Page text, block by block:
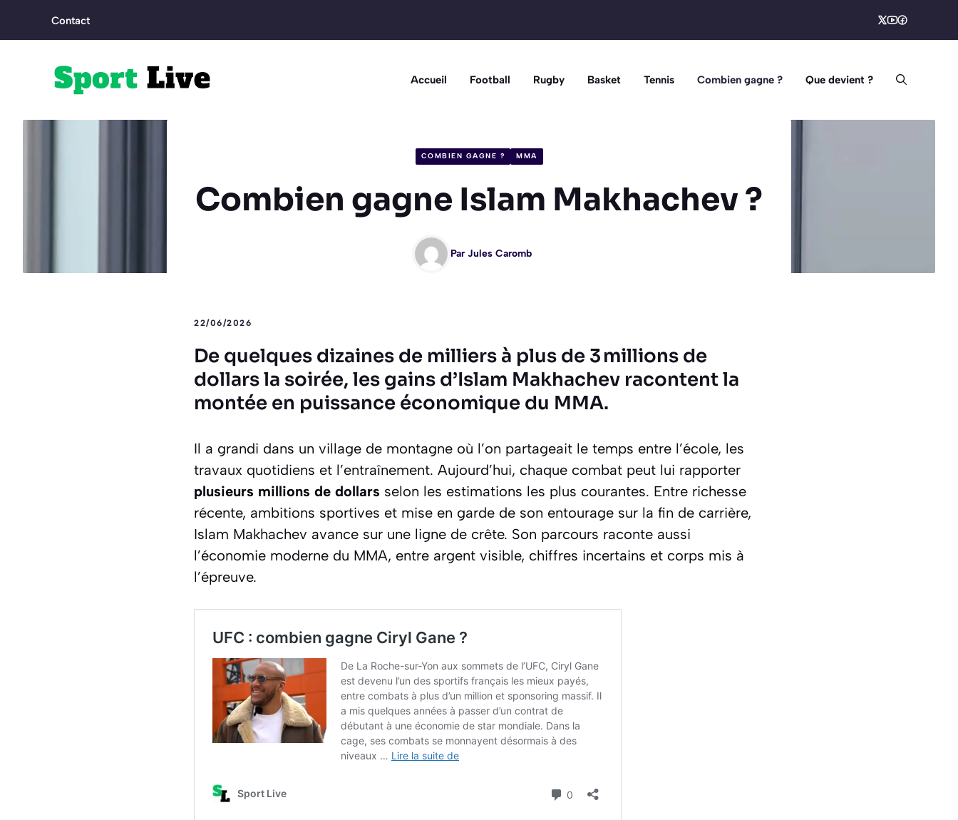
Contact
Accueil Football Rugby Basket Tennis Combien gagne ? Que devient ?
COMBIEN GAGNE ? MMA
Combien gagne Islam Makhachev ?
Par Jules Caromb
22/06/2026
De quelques dizaines de milliers à plus de 3 millions de
dollars la soirée, les gains d’Islam Makhachev racontent la
montée en puissance économique du MMA.
Il a grandi dans un village de montagne où l’on partageait le temps entre l’école, les
travaux quotidiens et l’entraînement. Aujourd’hui, chaque combat peut lui rapporter
plusieurs millions de dollars selon les estimations les plus courantes. Entre richesse
récente, ambitions sportives et mise en garde de son entourage sur la fin de carrière,
Islam Makhachev avance sur une ligne de crête. Son parcours raconte aussi
l’économie moderne du MMA, entre argent visible, chiffres incertains et corps mis à
l’épreuve.